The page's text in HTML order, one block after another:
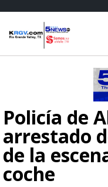
Policía de
arrestado
de la
coche